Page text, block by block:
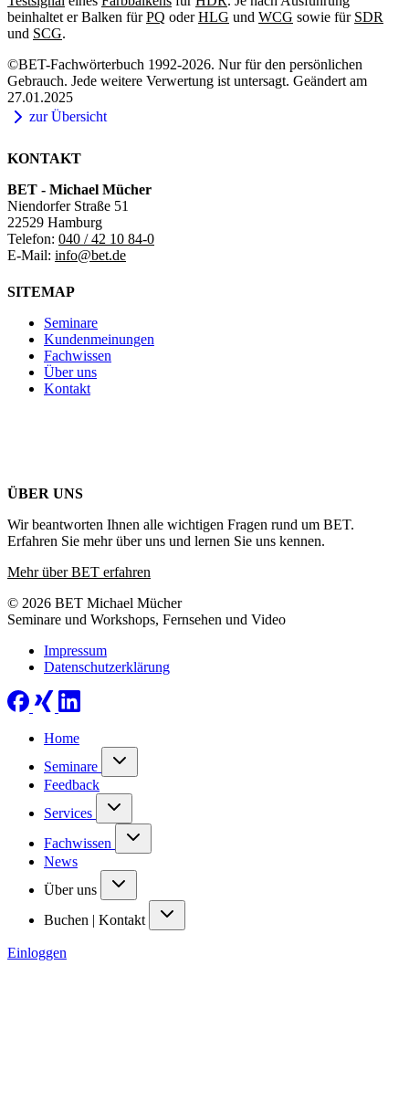
beinhaltet er Balken fürPQ oderHLG und WCG sowie für SDR
und SCG.
©BET-Fachwörterbuch 1992-2026. Nur für den persönlichen
Gebrauch. Jede weitere Verwertung ist untersagt. Geändert am
27.01.2025
zur Übersicht
KONTAKT
BET - Michael Mücher
Niendorfer Straße 51
22529 Hamburg
Telefon: 040 / 42 10 84-0
E-Mail: info@bet.de
SITEMAP
Seminare
Kundenmeinungen
Fachwissen
Über uns
Kontakt
ÜBER UNS
Wir beantworten Ihnen alle wichtigen Fragen rund um BET.
Erfahren Sie mehr über uns und lernen Sie uns kennen.
Mehr über BET erfahren
© 2026 BET Michael Mücher
Seminare und Workshops, Fernsehen und Video
Impressum
Datenschutzerklärung
Home
Seminare
Feedback
Services
Fachwissen
News
Über uns
Buchen | Kontakt
Einloggen